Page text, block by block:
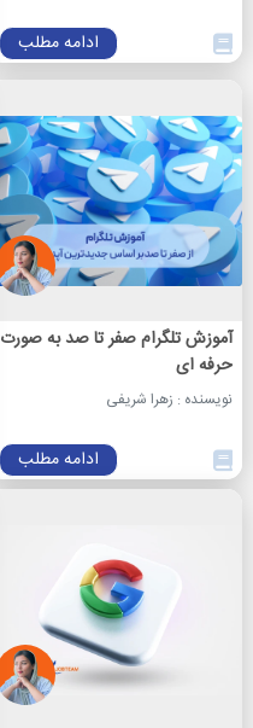
ادامه مطلب
آموزش تلگرام صفر تا صد به صورت
حرفه ای
نویسنده : زهرا شریفی
ادامه مطلب